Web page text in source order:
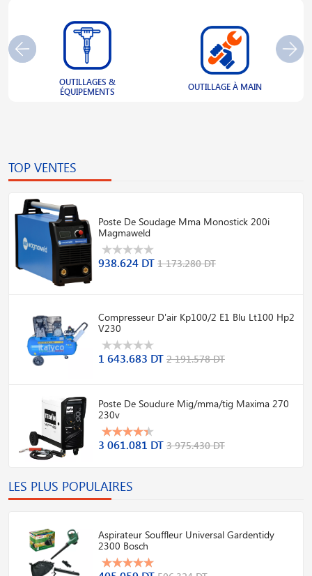
OUTILLAGES &
ÉQUIPEMENTS
OUTILLAGE À MAIN
TOP VENTES
Poste De Soudage Mma Monostick 200i
Magmaweld
938.624 DT 1 173.280 DT
Compresseur D'air Kp100/2 E1 Blu Lt100 Hp2
V230
1 643.683 DT 2 191.578 DT
Poste De Soudure Mig/mma/tig Maxima 270
230v
3 061.081 DT 3 975.430 DT
LES PLUS POPULAIRES
Aspirateur Souffleur Universal Gardentidy
2300 Bosch